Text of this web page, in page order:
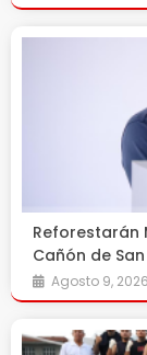
Reforestarán
Cañón de
Agosto 9, 2026